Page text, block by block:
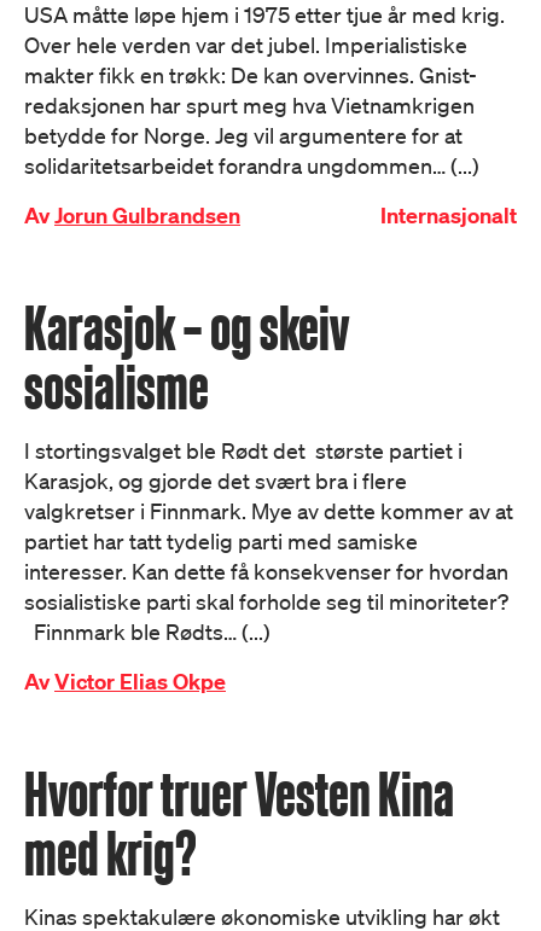
USA måtte løpe hjem i 1975 etter tjue år med krig.
Over hele verden var det jubel. Imperialistiske
makter fikk en trøkk: De kan overvinnes. Gnist-
redaksjonen har spurt meg hva Vietnamkrigen
betydde for Norge. Jeg vil argumentere for at
solidaritetsarbeidet forandra ungdommen… (...)
AvJorun Gulbrandsen Internasjonalt
Karasjok – og skeiv
sosialisme
I stortingsvalget ble Rødt det største partiet i
Karasjok, og gjorde det svært bra i flere
valgkretser i Finnmark. Mye av dette kommer av at
partiet har tatt tydelig parti med samiske
interesser. Kan dette få konsekvenser for hvordan
sosialistiske parti skal forholde seg til minoriteter?
Finnmark ble Rødts… (...)
AvVictor Elias Okpe
Hvorfor truer Vesten Kina
med krig?
Kinas spektakulære økonomiske utvikling har økt